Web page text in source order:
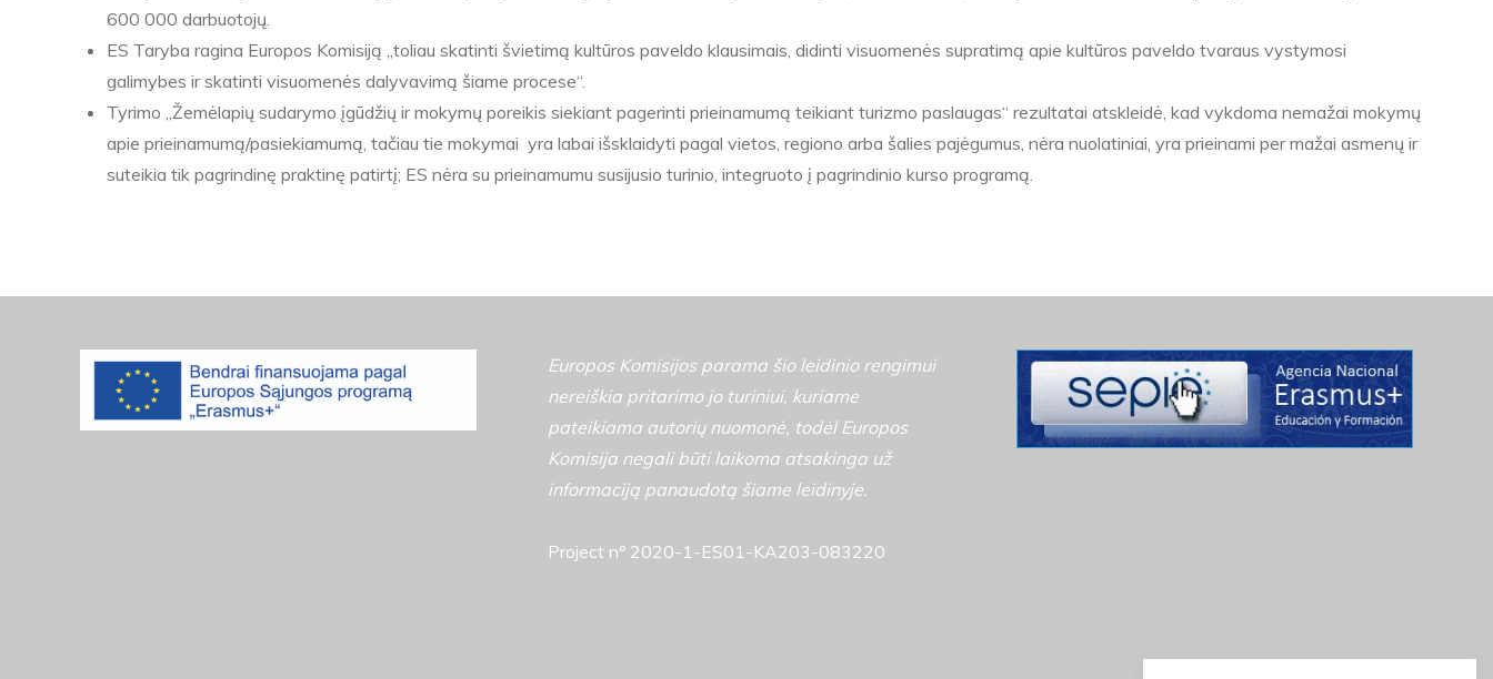
600 000 darbuotojų.
ES Taryba ragina Europos Komisiją „toliau skatinti švietimą kultūros paveldo klausimais, didinti visuomenės supratimą apie kultūros paveldo tvaraus vystymosi
galimybes ir skatinti visuomenės dalyvavimą šiame procese“.
Tyrimo „Žemėlapių sudarymo įgūdžių ir mokymų poreikis siekiant pagerinti prieinamumą teikiant turizmo paslaugas“ rezultatai atskleidė, kad vykdoma nemažai mokymų
apie prieinamumą/pasiekiamumą, tačiau tie mokymai yra labai išsklaidyti pagal vietos, regiono arba šalies pajėgumus, nėra nuolatiniai, yra prieinami per mažai asmenų ir
suteikia tik pagrindinę praktinę patirtį; ES nėra su prieinamumu susijusio turinio, integruoto į pagrindinio kurso programą.
Europos Komisijos parama šio leidinio rengimui
nereiškia pritarimo jo turiniui, kuriame
pateikiama autorių nuomonė, todėl Europos
Komisija negali būti laikoma atsakinga už
informaciją panaudotą šiame leidinyje.
Project nº 2020-1-ES01-KA203-083220